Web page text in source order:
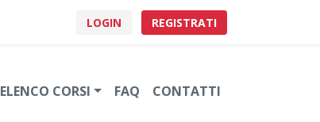
LOGIN REGISTRATI
ELENCO CORSI FAQ CONTATTI